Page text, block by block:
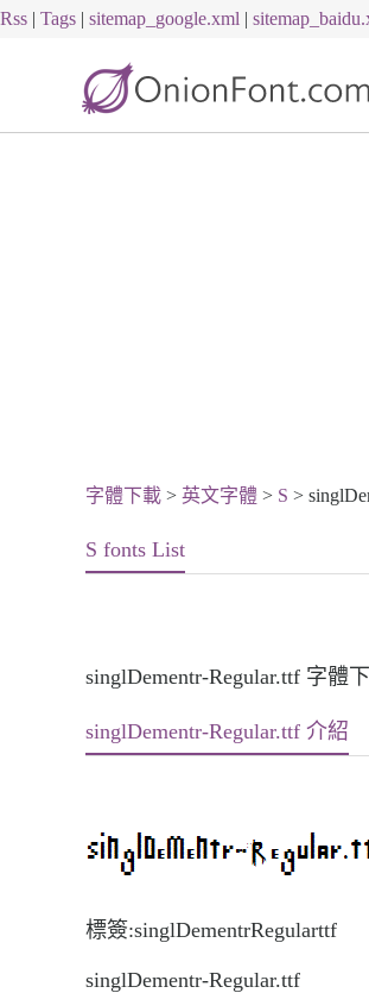
Rss | Tags | sitemap_google.xml |
字體下載 > 英文字體 > S >
S fonts List
singlDementr-Regular.ttf 字體
singlDementr-Regular.ttf 介紹
標簽:singlDementrRegularttf
singlDementr-Regular.ttf